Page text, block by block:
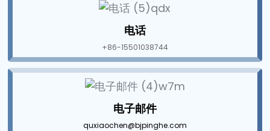
电话
+86-15501038744
电子邮件
quxiaochen@bjpinghe.com